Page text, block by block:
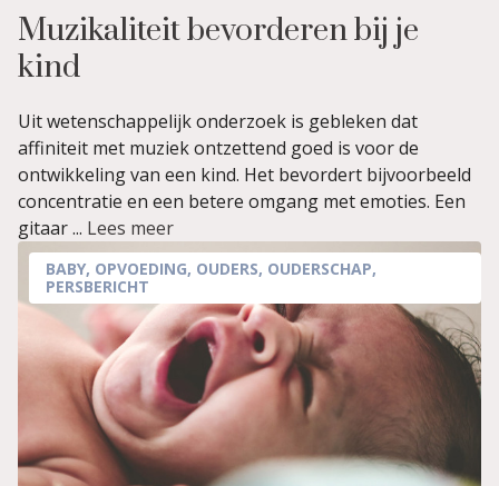
Muzikaliteit bevorderen bij je
kind
Uit wetenschappelijk onderzoek is gebleken dat
affiniteit met muziek ontzettend goed is voor de
ontwikkeling van een kind. Het bevordert bijvoorbeeld
concentratie en een betere omgang met emoties. Een
gitaar ... Lees meer
BABY, OPVOEDING, OUDERS, OUDERSCHAP,
PERSBERICHT